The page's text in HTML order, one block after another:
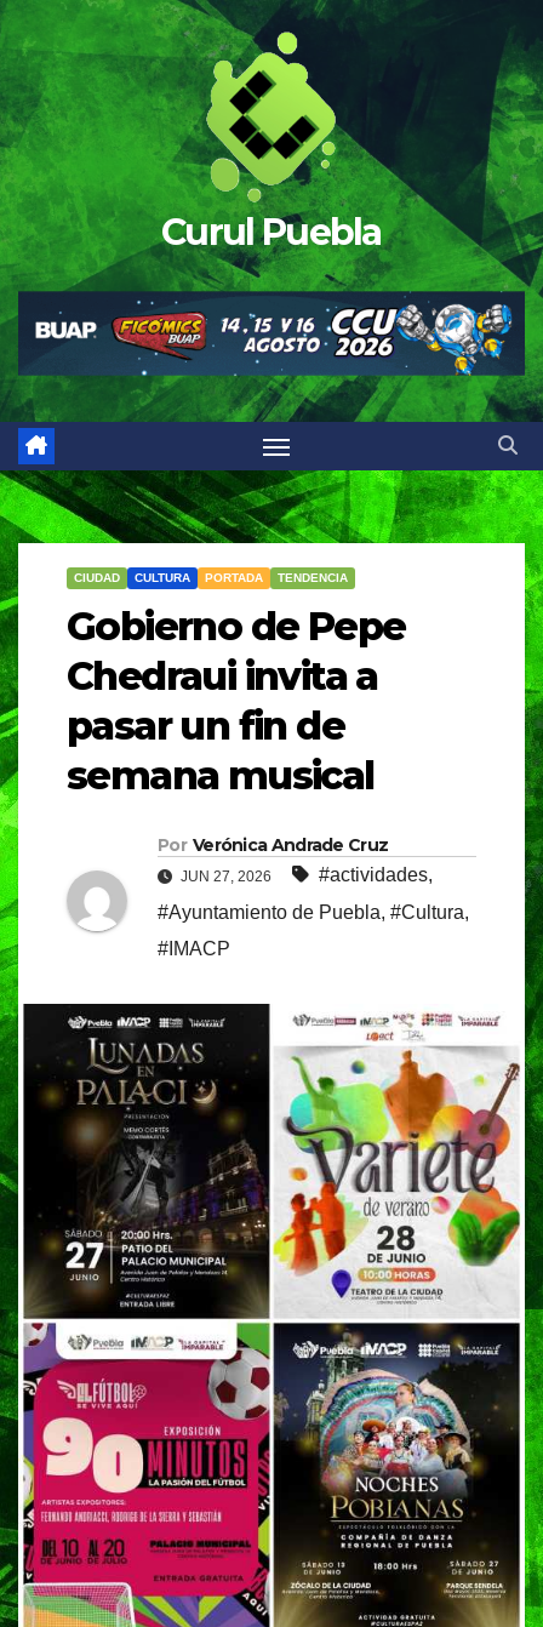
Saltar
al
contenido
Curul Puebla
CIUDAD CULTURA PORTADA TENDENCIA
Gobierno de Pepe
Chedraui invita a
pasar un fin de
semana musical
Por Verónica Andrade Cruz
JUN 27, 2026 #actividades,
#Ayuntamiento de Puebla, #Cultura,
#IMACP